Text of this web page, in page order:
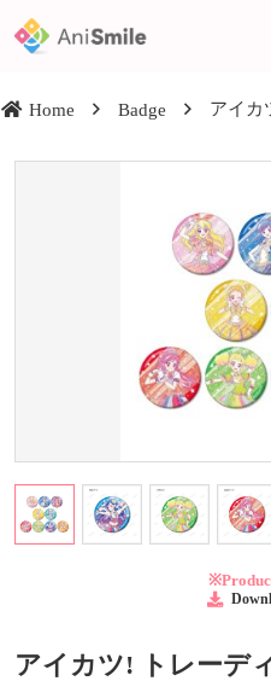
Home Badge アイカ
アイカツ! トレーデ